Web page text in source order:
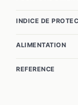
INDICE DE
ALIMENTATION
REFERENCE